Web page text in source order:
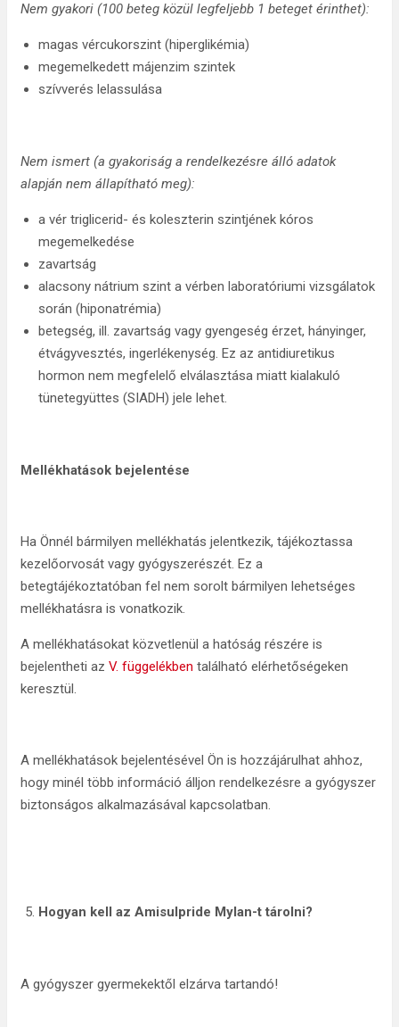
Nem gyakori (100 beteg közül legfeljebb 1 beteget érinthet):
magas vércukorszint (hiperglikémia)
megemelkedett májenzim szintek
szívverés lelassulása
Nem ismert (a gyakoriság a rendelkezésre álló adatok
alapján nem állapítható meg):
a vér triglicerid- és koleszterin szintjének kóros
megemelkedése
zavartság
alacsony nátrium szint a vérben laboratóriumi vizsgálatok
során (hiponatrémia)
betegség, ill. zavartság vagy gyengeség érzet, hányinger,
étvágyvesztés, ingerlékenység. Ez az antidiuretikus
hormon nem megfelelő elválasztása miatt kialakuló
tünetegyüttes (SIADH) jele lehet.
Mellékhatások bejelentése
Ha Önnél bármilyen mellékhatás jelentkezik, tájékoztassa
kezelőorvosát vagy gyógyszerészét. Ez a
betegtájékoztatóban fel nem sorolt bármilyen lehetséges
mellékhatásra is vonatkozik.
A mellékhatásokat közvetlenül a hatóság részére is
bejelentheti az V. függelékben található elérhetőségeken
keresztül.
A mellékhatások bejelentésével Ön is hozzájárulhat ahhoz,
hogy minél több információ álljon rendelkezésre a gyógyszer
biztonságos alkalmazásával kapcsolatban.
Hogyan kell az Amisulpride Mylan-t tárolni?
A gyógyszer gyermekektől elzárva tartandó!